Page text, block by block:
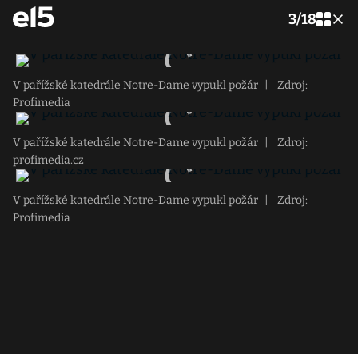
3/18
V pařížské katedrále Notre-Dame vypukl požár
Zdroj:
Profimedia
V pařížské katedrále Notre-Dame vypukl požár
Zdroj:
profimedia.cz
V pařížské katedrále Notre-Dame vypukl požár
Zdroj:
Profimedia